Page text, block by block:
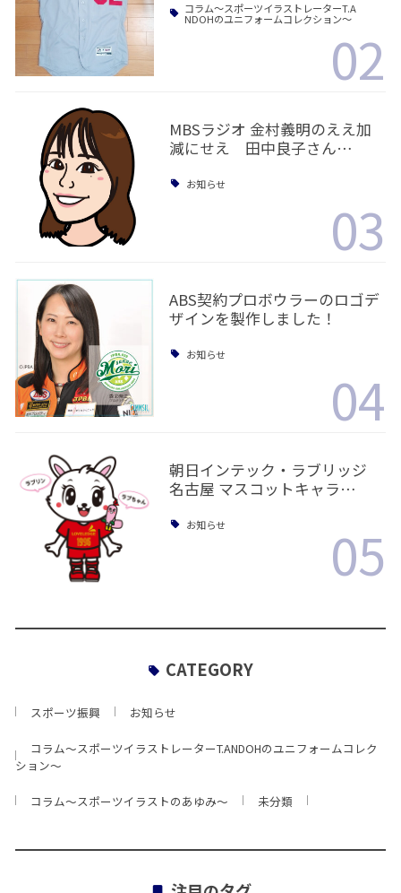
コラム〜スポーツイラストレーターT.A
NDOHのユニフォームコレクション〜
02
MBSラジオ 金村義明のええ加
減にせえ 田中良子さん…
お知らせ
03
ABS契約プロボウラーのロゴデ
ザインを製作しました！
お知らせ
04
朝日インテック・ラブリッジ
名古屋 マスコットキャラ…
お知らせ 05
CATEGORY
スポーツ振興 お知らせ
コラム〜スポーツイラストレーターT.ANDOHのユニフォームコレク
ション〜
コラム〜スポーツイラストのあゆみ〜 未分類